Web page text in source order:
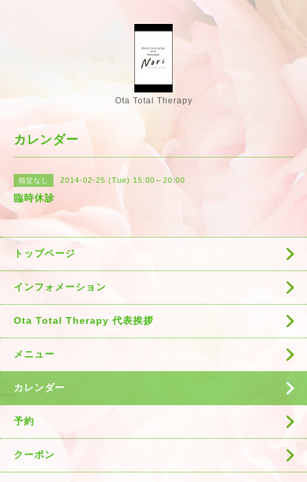
Ota Total Therapy
カレンダー
指定なし 2014-02-25 (Tue) 15:00～20:00
臨時休診
トップページ
インフォメーション
Ota Total Therapy 代表挨拶
メニュー
カレンダー
予約
クーポン